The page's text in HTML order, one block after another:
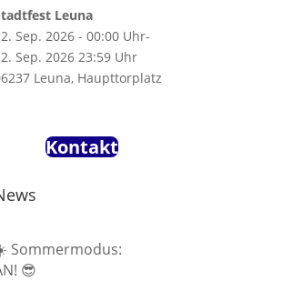
Leuna
Sep. 2026 - 00:00 Uhr-
Sep. 2026 23:59 Uhr
Leuna, Haupttorplatz
Kontakt
Sommermodus:
😎